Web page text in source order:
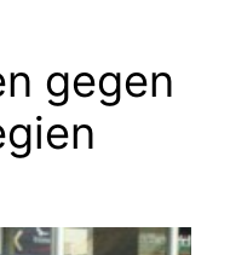
gegen